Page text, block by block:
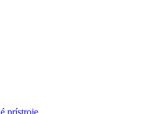
prístroje